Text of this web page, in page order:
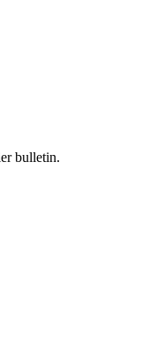
bulletin.